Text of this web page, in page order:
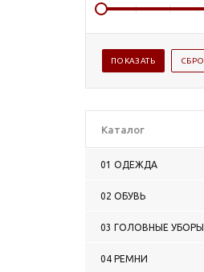
Каталог
01 ОДЕЖДА
02 ОБУВЬ
03 ГОЛОВНЫЕ УБОРЫ
04 РЕМНИ